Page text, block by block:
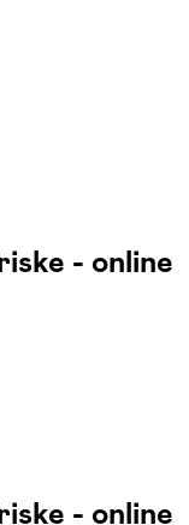
- online
- online